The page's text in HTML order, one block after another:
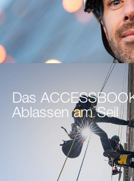
Das
Ablassen am Seil